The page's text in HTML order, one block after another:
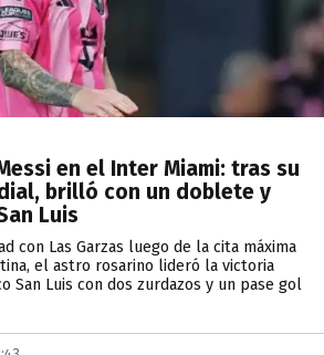
en el Inter Miami: tras su
brilló con un doblete y
Luis
con Las Garzas luego de la cita máxima
el astro rosarino lideró la victoria
San Luis con dos zurdazos y un pase gol